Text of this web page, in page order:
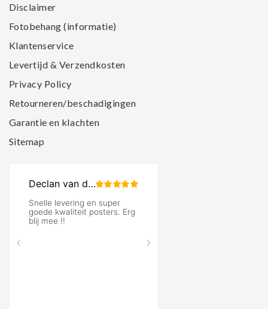
Disclaimer
Fotobehang (informatie)
Klantenservice
Levertijd & Verzendkosten
Privacy Policy
Retourneren/beschadigingen
Garantie en klachten
Sitemap